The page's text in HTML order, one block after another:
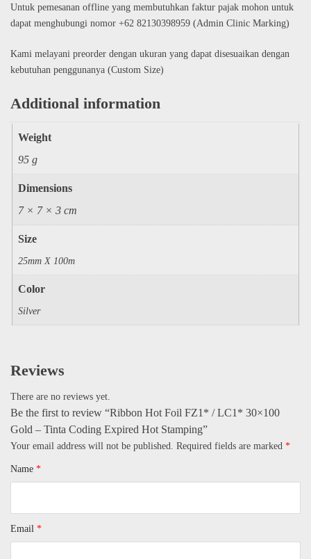
Untuk pemesanan offline yang membutuhkan faktur pajak mohon untuk
dapat menghubungi nomor +62 82130398959 (Admin Clinic Marking)
Kami melayani preorder dengan ukuran yang dapat disesuaikan dengan
kebutuhan penggunanya (Custom Size)
Additional information
Weight
95 g
Dimensions
7 × 7 × 3 cm
Size
25mm X 100m
Color
Silver
Reviews
There are no reviews yet.
Be the first to review “Ribbon Hot Foil FZ1* / LC1* 30×100
Gold – Tinta Coding Expired Hot Stamping”
Your email address will not be published. Required fields are marked *
Name *
Email *